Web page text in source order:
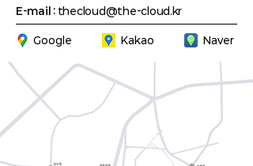
E-mail : thecloud@the-cloud.kr
Google Kakao Naver